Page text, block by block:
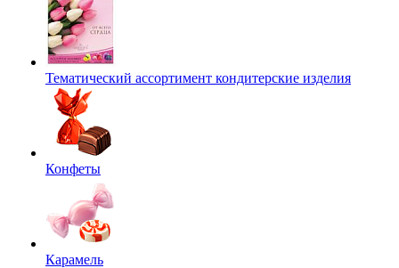
Тематический ассортимент кондитерские изделия
Конфеты
Карамель